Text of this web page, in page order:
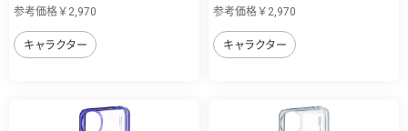
参考価格￥2,970
キャラクター
参考価格￥2,970
キャラクター